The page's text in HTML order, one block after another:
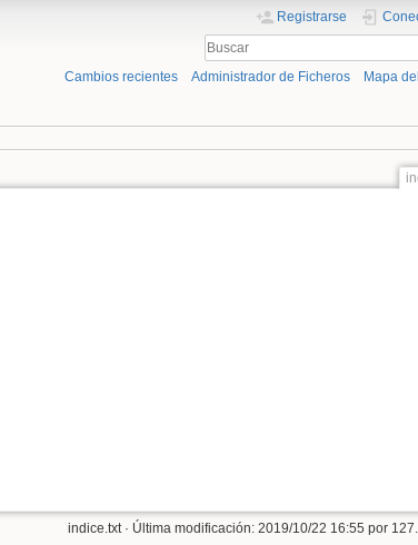
Registrarse
Cambios recientes Administrador de Ficheros Mapa
indice.txt· Última modificación: 2019/10/22 16:55 por